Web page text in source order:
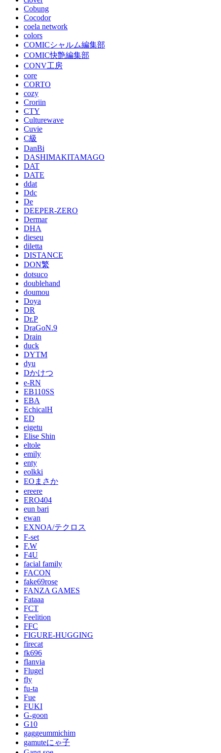
Cobung
Cocodor
coela network
colors
COMICシャルム編集部
COMIC快艶編集部
CONV工房
core
CORTO
cozy
Croriin
CTY
Culturewave
Cuvie
C級
DanBi
DASHIMAKITAMAGO
DAT
DATE
ddat
Ddc
De
DEEPER-ZERO
Dermar
DHA
dieseu
diletta
DISTANCE
DON繁
dotsuco
doublehand
doumou
Doya
DR
Dr.P
DraGoN.9
Drain
duck
DYTM
dyu
Dかけつ
e-RN
EB110SS
EBA
EchicalH
ED
eigetu
Elise Shin
eltole
emily
enty
eolkki
EOまさか
ereere
ERO404
eun bari
ewan
EXNOA/テクロス
F-set
F.W
F4U
facial family
FACON
fake69rose
FANZA GAMES
Fataaa
FCT
Feelition
FFC
FIGURE-HUGGING
firecat
fk696
flanvia
Flugel
fly
fu-ta
Fue
FUKI
G-goon
G10
gaggeummichim
gamuteにゃ子